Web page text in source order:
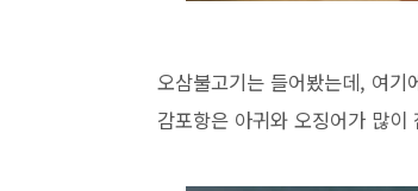
오삼불고기는 들어봤는데, 여기
감포항은 아귀와 오징어가 많